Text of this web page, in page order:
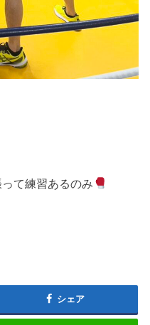
て練習あるのみ
シェア